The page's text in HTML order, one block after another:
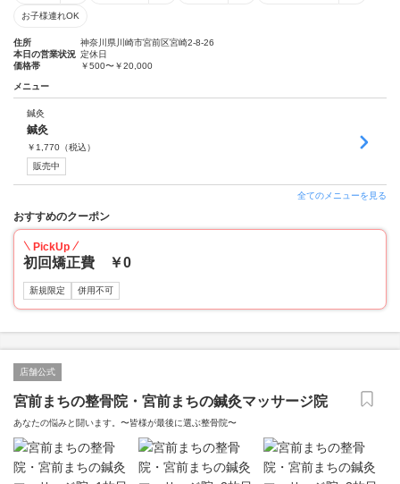
お子様連れOK
住所
神奈川県川崎市宮前区宮崎2-8-26
本日の営業状況 定休日
価格帯
￥500〜￥20,000
メニュー
鍼灸
鍼灸
￥ 1,770 （税込）
販売中
全てのメニューを見る
おすすめのクーポン
PickUp
初回矯正費 ￥0
新規限定 併用不可
店舗公式
宮前まちの整骨院・宮前まちの鍼灸マッサージ院
あなたの悩みと闘います。〜皆様が最後に選ぶ整骨院〜